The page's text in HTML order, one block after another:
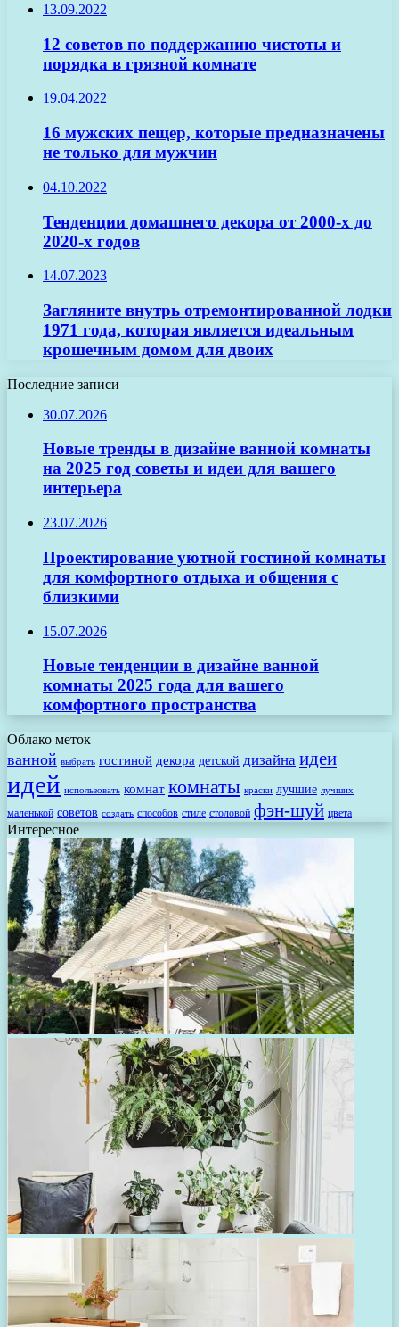
13.09.2022
12 советов по поддержанию чистоты и
порядка в грязной комнате
19.04.2022
16 мужских пещер, которые предназначены
не только для мужчин
04.10.2022
Тенденции домашнего декора от 2000-х до
2020-х годов
14.07.2023
Загляните внутрь отремонтированной лодки
1971 года, которая является идеальным
крошечным домом для двоих
Последние записи
30.07.2026
Новые тренды в дизайне ванной комнаты
на 2025 год советы и идеи для вашего
интерьера
23.07.2026
Проектирование уютной гостиной комнаты
для комфортного отдыха и общения с
близкими
15.07.2026
Новые тенденции в дизайне ванной
комнаты 2025 года для вашего
комфортного пространства
Облако меток
ванной выбрать гостиной декора детской дизайна идеи
идей использовать комнат комнаты краски лучшие лучших
маленькой советов создать способов стиле столовой фэн-шуй цвета
Интересное